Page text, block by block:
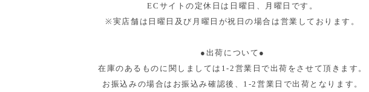
ECサイトの定休日は日曜日、月曜日です。
※実店舗は日曜日及び月曜日が祝日の場合は営業しております。
●出荷について●
在庫のあるものに関しましては1-2営業日で出荷をさせて頂きます。
お振込みの場合はお振込み確認後、1-2営業日で出荷となります。